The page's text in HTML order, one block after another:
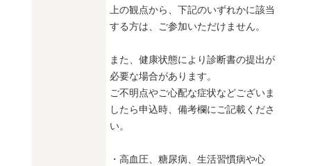
上の観点から、下記のいずれかに該当
する方は、ご参加いただけません。
また、健康状態により診断書の提出が
必要な場合があります。
ご不明点やご心配な症状などございま
したら申込時、備考欄にご記載くださ
い。
・高血圧、糖尿病、生活習慣病や心